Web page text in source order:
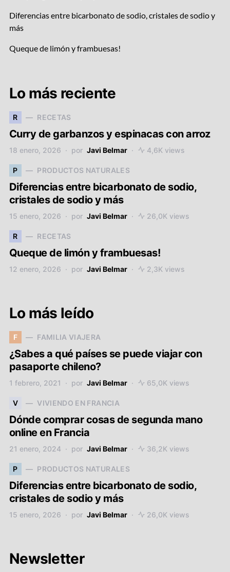
Diferencias entre bicarbonato de sodio, cristales de sodio y
más
Queque de limón y frambuesas!
Lo más reciente
R RECETAS
Curry de garbanzos y espinacas con arroz
18 enero, 2026 por Javi Belmar 4,6K views
P PRODUCTOS NATURALES
Diferencias entre bicarbonato de sodio,
cristales de sodio y más
15 enero, 2026 por Javi Belmar 26,0K views
R RECETAS
Queque de limón y frambuesas!
12 enero, 2026 por Javi Belmar 2,3K views
Lo más leído
F FAMILIA VIAJERA
¿Sabes a qué países se puede viajar con
pasaporte chileno?
1 febrero, 2021 por Javi Belmar 65,0K views
V VIVIENDO EN FRANCIA
Dónde comprar cosas de segunda mano
online en Francia
21 enero, 2024 por Javi Belmar 36,2K views
P PRODUCTOS NATURALES
Diferencias entre bicarbonato de sodio,
cristales de sodio y más
15 enero, 2026 por Javi Belmar 26,0K views
Newsletter